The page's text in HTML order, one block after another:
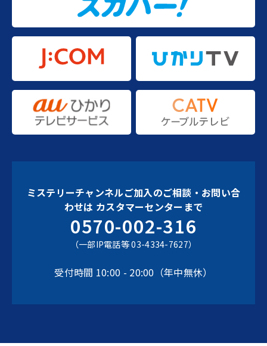
ミステリーチャンネルご加入のご相談・お問い合
わせは カスタマーセンターまで
0570-002-316
（一部IP電話等 03-4334-7627）
受付時間 10:00 - 20:00（年中無休）